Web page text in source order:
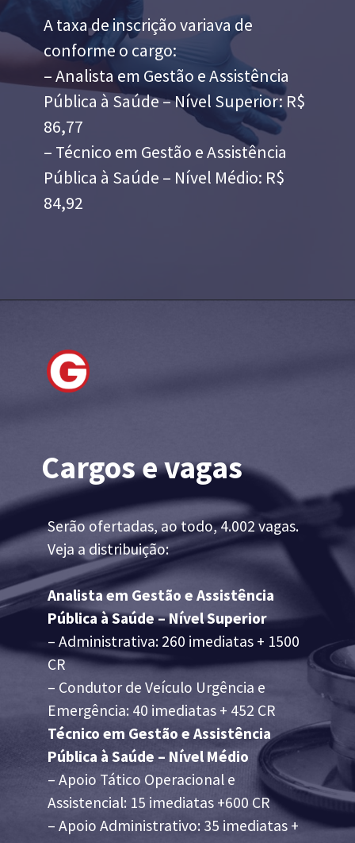
A taxa de inscrição variava de
conforme o cargo:
– Analista em Gestão e Assistência
Pública à Saúde – Nível Superior: R$
86,77
– Técnico em Gestão e Assistência
Pública à Saúde – Nível Médio: R$
84,92
Cargos e vagas
Serão ofertadas, ao todo, 4.002 vagas.
Veja a distribuição:
Analista em Gestão e Assistência
Pública à Saúde – Nível Superior
– Administrativa: 260 imediatas + 1500
CR
– Condutor de Veículo Urgência e
Emergência: 40 imediatas + 452 CR
Técnico em Gestão e Assistência
Pública à Saúde – Nível Médio
– Apoio Tático Operacional e
Assistencial: 15 imediatas +600 CR
– Apoio Administrativo: 35 imediatas +